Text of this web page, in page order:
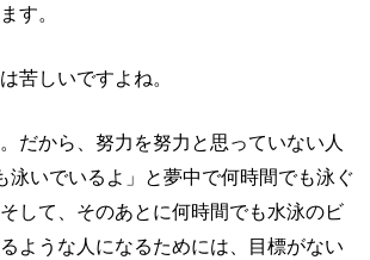
す。
苦しいですよね。
だから、努力を努力と思っていない人
泳いでいるよ」と夢中で何時間でも泳ぐ
して、そのあとに何時間でも水泳のビ
ような人になるためには、目標がない